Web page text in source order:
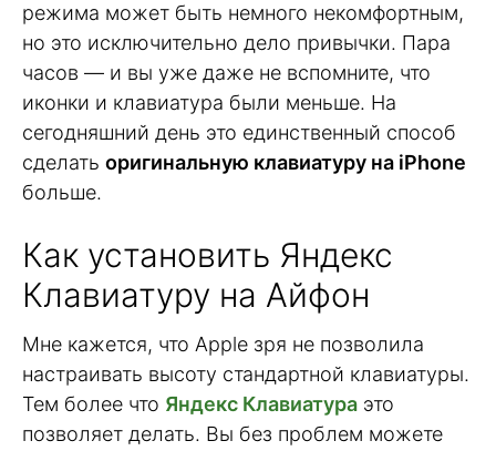
режима может быть немного некомфортным,
но это исключительно дело привычки. Пара
часов — и вы уже даже не вспомните, что
иконки и клавиатура были меньше. На
сегодняшний день это единственный способ
сделать оригинальную клавиатуру на iPhone
больше.
Как установить Яндекс
Клавиатуру на Айфон
Мне кажется, что Apple зря не позволила
настраивать высоту стандартной клавиатуры.
Тем более что Яндекс Клавиатура это
позволяет делать. Вы без проблем можете